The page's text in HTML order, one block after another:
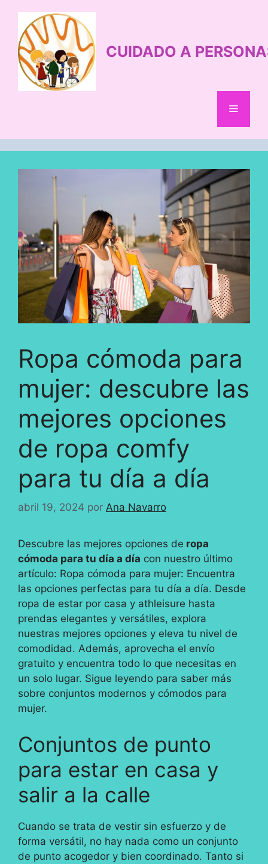
contenido
CUIDADO A
Menú
Ropa cómoda para
mujer: descubre las
mejores opciones
de ropa comfy
para tu día a día
abril 19, 2024 por Ana Navarro
Descubre las mejores opciones de ropa
cómoda para tu día a día con nuestro último
artículo: Ropa cómoda para mujer: Encuentra
las opciones perfectas para tu día a día. Desde
ropa de estar por casa y athleisure hasta
prendas elegantes y versátiles, explora
nuestras mejores opciones y eleva tu nivel de
comodidad. Además, aprovecha el envío
gratuito y encuentra todo lo que necesitas en
un solo lugar. Sigue leyendo para saber más
sobre conjuntos modernos y cómodos para
mujer.
Conjuntos de punto
para estar en casa y
salir a la calle
Cuando se trata de vestir sin esfuerzo y de
forma versátil, no hay nada como un conjunto
de punto acogedor y bien coordinado. Tanto si